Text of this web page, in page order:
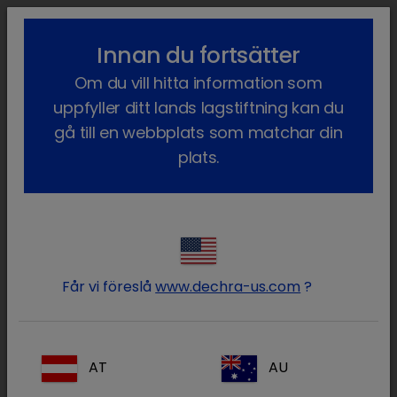
lock_outline search menu
Kost och Nutrition
Nutrition och utfodring SPECIFIC foder
SPECIFIC
veterinära
SUPPORTMATERIAL
FÖR NEDLADDNING
Material för
Djurägarmaterial
add
sociala
add
Innan du fortsätter
Om du vill hitta information som
uppfyller ditt lands lagstiftning kan du
gå till en webbplats som matchar din
plats.
Får vi föreslåwww.dechra-us.com ?
AT AU